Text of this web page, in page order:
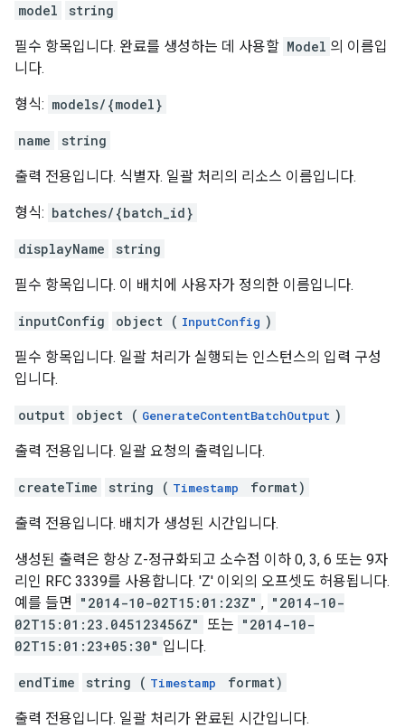
model
string
필수 항목입니다. 완료를 생성하는 데 사용할 Model 의 이름입
니다.
형식: models/{model}
name string
출력 전용입니다. 식별자. 일괄 처리의 리소스 이름입니다.
형식: batches/{batch_id}
displayName string
필수 항목입니다. 이 배치에 사용자가 정의한 이름입니다.
inputConfig object ( InputConfig )
필수 항목입니다. 일괄 처리가 실행되는 인스턴스의 입력 구성
입니다.
output object ( GenerateContentBatchOutput )
출력 전용입니다. 일괄 요청의 출력입니다.
createTime string ( Timestamp format)
출력 전용입니다. 배치가 생성된 시간입니다.
생성된 출력은 항상 Z-정규화되고 소수점 이하 0, 3, 6 또는 9자
리인 RFC 3339를 사용합니다. 'Z' 이외의 오프셋도 허용됩니다.
예를 들면
"2014-10-02T15:01:23Z" , "2014-10-
02T15:01:23.045123456Z"
또는 "2014-10-
02T15:01:23+05:30" 입니다.
endTime string ( Timestamp format)
출력 전용입니다. 일괄 처리가 완료된 시간입니다.